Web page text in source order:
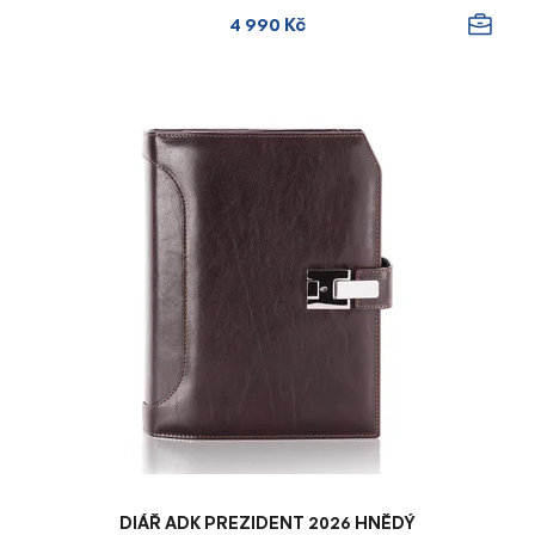
4 990 Kč
DIÁŘ ADK PREZIDENT 2026 HNĚDÝ